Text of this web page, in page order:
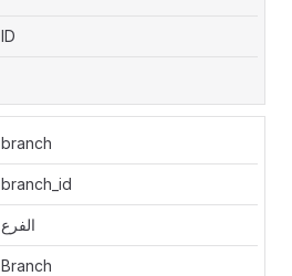
ID
branch
branch_id
الفرع
Branch